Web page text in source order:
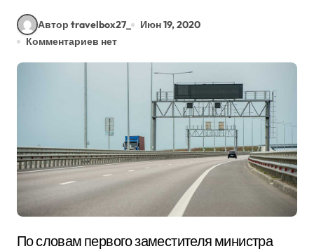
Автор travelbox27_
Июн 19, 2020
Комментариев нет
По словам первого заместителя министра